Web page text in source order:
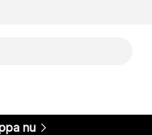
nu